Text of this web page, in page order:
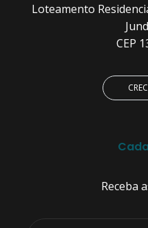
Loteamento
CEP
Receba